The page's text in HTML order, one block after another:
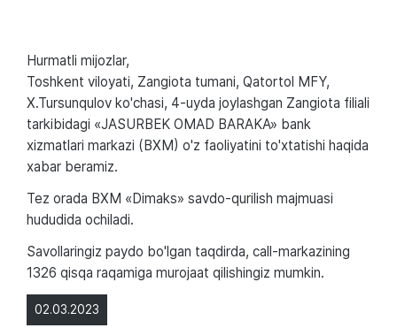
02.03.2023
Hurmatli mijozlar,
Toshkent viloyati, Zangiota tumani, Qatortol MFY,
X.Tursunqulov ko'chasi, 4-uyda joylashgan Zangiota filiali
tarkibidagi «JASURBEK OMAD BARAKA» bank
xizmatlari markazi (BXM) o'z faoliyatini to'xtatishi haqida
xabar beramiz.
Tez orada BXM «Dimaks» savdo-qurilish majmuasi
hududida ochiladi.
Savollaringiz paydo bo'lgan taqdirda, call-markazining
1326 qisqa raqamiga murojaat qilishingiz mumkin.